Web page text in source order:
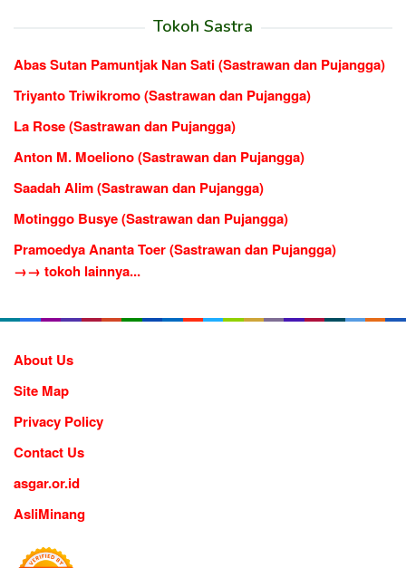
Tokoh Sastra
Abas Sutan Pamuntjak Nan Sati (Sastrawan dan Pujangga)
Triyanto Triwikromo (Sastrawan dan Pujangga)
La Rose (Sastrawan dan Pujangga)
Anton M. Moeliono (Sastrawan dan Pujangga)
Saadah Alim (Sastrawan dan Pujangga)
Motinggo Busye (Sastrawan dan Pujangga)
Pramoedya Ananta Toer (Sastrawan dan Pujangga)
→→ tokoh lainnya...
About Us
Site Map
Privacy Policy
Contact Us
asgar.or.id
AsliMinang